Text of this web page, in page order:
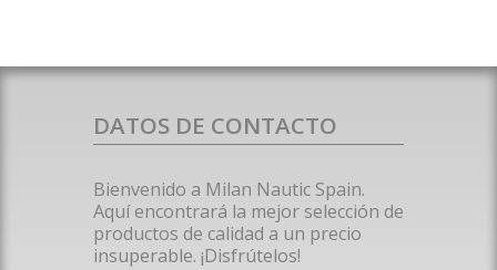
DATOS DE CONTACTO
Bienvenido a Milan Nautic Spain.
Aquí encontrará la mejor selección de
productos de calidad a un precio
insuperable. ¡Disfrútelos!